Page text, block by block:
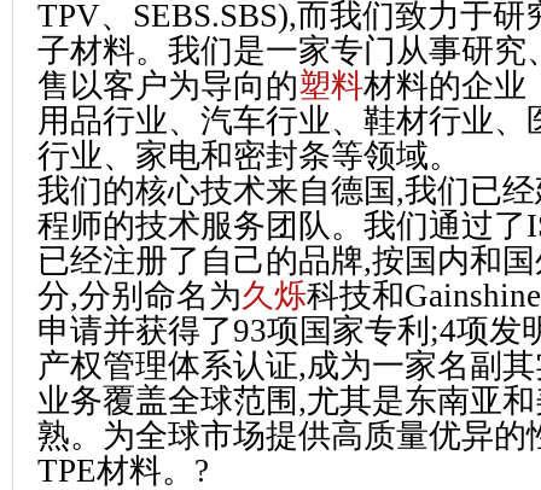
TPV、SEBS.SBS),而我们致力于
子材料。我们是一家专门从事研究
售以客户为导向的塑料材料的企业
用品行业、汽车行业、鞋材行业、
行业、家电和密封条等领域。
我们的核心技术来自德国,我们已
程师的技术服务团队。我们通过了
已经注册了自己的品牌,按国内和
分,分别命名为久烁科技和
申请并获得了93项国家专利;4项发
产权管理体系认证,成为一家名副
业务覆盖全球范围,尤其是东南亚
熟。为全球市场提供高质量优异的
TPE材料。?